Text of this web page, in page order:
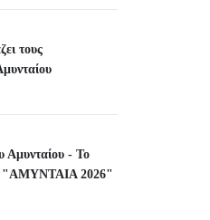
τους
Αμυνταίου - Το
"ΑΜΥΝΤΑΙΑ 2026"